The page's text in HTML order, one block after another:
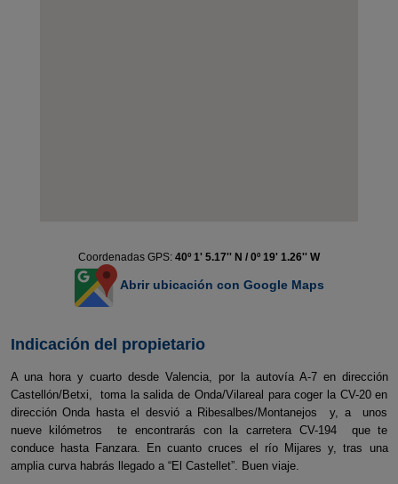
Coordenadas GPS: 40º 1' 5.17'' N / 0º 19' 1.26'' W
Abrir ubicación con Google Maps
Indicación del propietario
A una hora y cuarto desde Valencia, por la autovía A-7 en dirección
Castellón/Betxi, toma la salida de Onda/Vilareal para coger la CV-20 en
dirección Onda hasta el desvió a Ribesalbes/Montanejos y, a unos
nueve kilómetros te encontrarás con la carretera CV-194 que te
conduce hasta Fanzara. En cuanto cruces el río Mijares y, tras una
amplia curva habrás llegado a “El Castellet”. Buen viaje.